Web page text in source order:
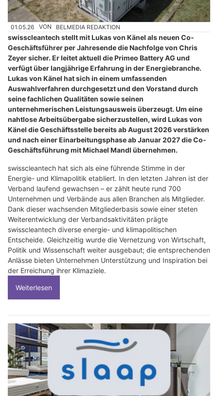
01.05.26 VON BELMEDIA REDAKTION
swisscleantech stellt mit Lukas von Känel als neuen Co-
Geschäftsführer per Jahresende die Nachfolge von Chris
Zeyer sicher. Er leitet aktuell die Primeo Battery AG und
verfügt über langjährige Erfahrung in der Energiebranche.
Lukas von Känel hat sich in einem umfassenden
Auswahlverfahren durchgesetzt und den Vorstand durch
seine fachlichen Qualitäten sowie seinen
unternehmerischen Leistungsausweis überzeugt. Um eine
nahtlose Arbeitsübergabe sicherzustellen, wird Lukas von
Känel die Geschäftsstelle bereits ab August 2026 verstärken
und nach einer Einarbeitungsphase ab Januar 2027 die Co-
Geschäftsführung mit Michael Mandl übernehmen.
swisscleantech hat sich als eine führende Stimme in der
Energie- und Klimapolitik etabliert. In den letzten Jahren ist der
Verband laufend gewachsen – er zählt heute rund 700
Unternehmen und Verbände aus allen Branchen als Mitglieder.
Dank dieser wachsenden Mitgliederbasis sowie einer steten
Weiterentwicklung der Verbandsaktivitäten prägte
swisscleantech diverse energie- und klimapolitischen
Entscheide. Gleichzeitig wurde die Vernetzung von Wirtschaft,
Politik und Wissenschaft weiter ausgebaut; die entsprechenden
Anlässe bieten Unternehmen Unterstützung und Inspiration bei
der Erreichung ihrer Klimaziele.
Weiterlesen